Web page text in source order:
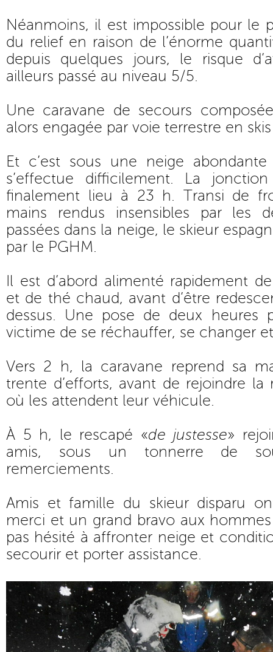
Néanmoins, il est impossible pour le
du relief en raison de l’énorme
depuis quelques jours, le risque
ailleurs passé au niveau 5/5.
Une caravane de secours
alors engagée par voie terrestre en
Et c’est sous une neige
s’effectue difficilement. La
finalement lieu à 23 h. Transi de
mains rendus insensibles par les
passées dans la neige, le skieur
par le PGHM.
Il est d’abord alimenté rapidement
et de thé chaud, avant d’être
dessus. Une pose de deux heures
victime de se réchauffer, se changer
Vers 2 h, la caravane reprend sa
trente d’efforts, avant de rejoindre la
où les attendent leur véhicule.
À 5 h, le rescapé «de justesse»
amis, sous un tonnerre de
remerciements.
Amis et famille du skieur disparu
merci et un grand bravo aux
pas hésité à affronter neige et
secourir et porter assistance.